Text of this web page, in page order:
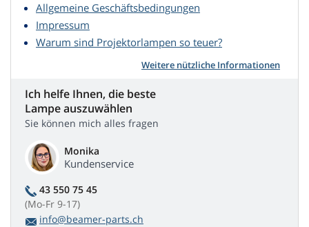
Allgemeine Geschäftsbedingungen
Impressum
Warum sind Projektorlampen so teuer?
Weitere nützliche Informationen
Ich helfe Ihnen, die beste
Lampe auszuwählen
Sie können mich alles fragen
Monika
Kundenservice
43 550 75 45
(Mo-Fr 9-17)
info@beamer-parts.ch